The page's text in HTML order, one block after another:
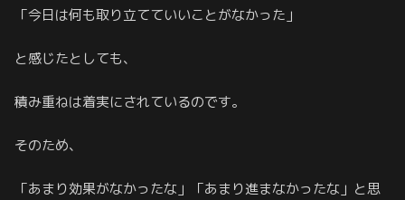
「今日は何も取り立てていいことがなかった」
と感じたとしても、
積み重ねは着実にされているのです。
そのため、
「あまり効果がなかったな」「あまり進まなかったな」と思